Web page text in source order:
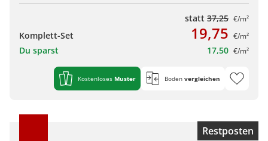
statt 37,25 €/m²
Komplett-Set 19,75 €/m²
Du sparst 17,50 €/m²
Kostenloses Muster Boden vergleichen
Restposten